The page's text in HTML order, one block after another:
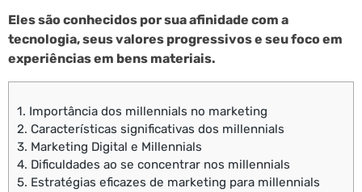
Eles são conhecidos por sua afinidade com a
tecnologia, seus valores progressivos e seu foco em
experiências em bens materiais.
1. Importância dos millennials no marketing
2. Características significativas dos millennials
3. Marketing Digital e Millennials
4. Dificuldades ao se concentrar nos millennials
5. Estratégias eficazes de marketing para millennials